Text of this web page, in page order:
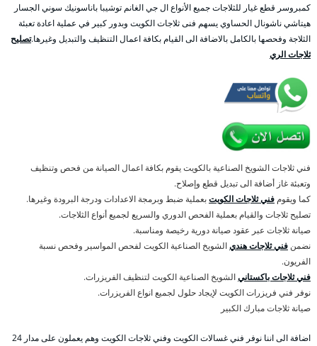
كمبروسر قطع غيار للثلاجات جميع الأنواع ال جي الغانم توشيبا باناسونيك سوني الجسار
هيتاشي ناشونال الحساوي يسهم فنى ثلاجات الكويت وبدور كبير في عملية اعادة تعبئة
الثلاجة وفحصها بالكامل بالاضافة الى القيام بكافة اعمال التنظيف والتبديل وغيرها.تصليح
ثلاجات الري
فني ثلاجات الشويخ الصناعية بالكويت يقوم بكافة اعمال الصيانة من فحص وتنظيف
وتعبئة غاز أضافة الى تبديل قطع وإصلاح.
كما ويقوم فني ثلاجات الكويتبعملية ضبط وبرمجة الاعدادات ودرجة البرودة وغيرها.
تصليح ثلاجات والقيام بعملية الفحص الدوري والسريع لجميع أنواع الثلاجات.
صيانة ثلاجات عبر عقود صيانة دورية رخيصة ومناسبة.
نضمن فني ثلاجات هنديالشويخ الصناعية الكويت لفحص المواسير وفحص نسبة
الفريون.
فني ثلاجات باكستانيالشويخ الصناعية الكويت لتنظيف الفريزرات.
نوفر فني فريزرات الكويت لإيجاد حلول لجميع انواع الفريزرات.
صيانة ثلاجات مبارك الكبير
اضافة الى اننا نوفر فني غسالات الكويت وفني ثلاجات الكويت وهم يعملون على مدار 24